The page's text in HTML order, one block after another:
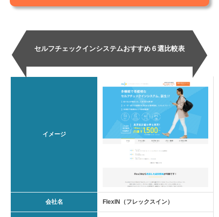
セルフチェックインシステムおすすめ６選比較表
イメージ
会社名 FlexIN（フレックスイン）